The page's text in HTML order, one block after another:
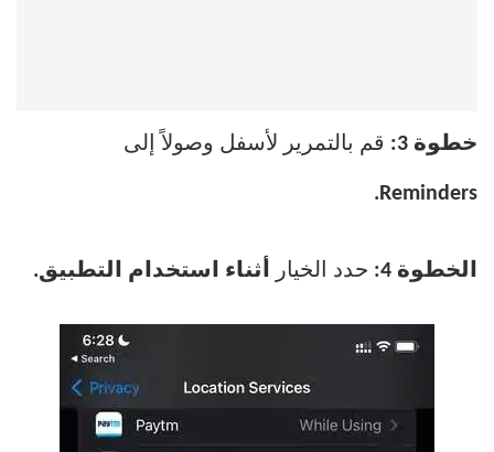
خطوة 3: قم بالتمرير لأسفل وصولاً إلى
Reminders.
الخطوة 4: حدد الخيار أثناء استخدام التطبيق.